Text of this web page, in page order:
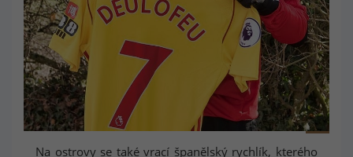
Nové číslo sedm Watfordu - Deulofeu
Na ostrovy se také vrací španělský rychlík, kterého